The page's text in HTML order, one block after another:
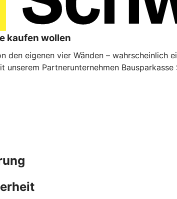
kaufen wollen
den eigenen vier Wänden –
unserem Partnerunternehmen